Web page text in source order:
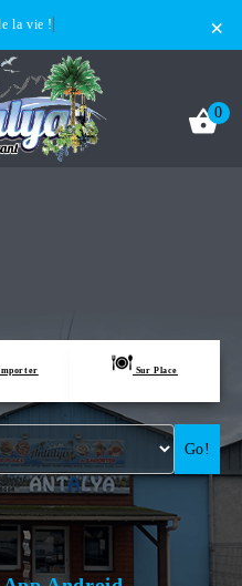
×
la vie !
0
Sur Place
Go!